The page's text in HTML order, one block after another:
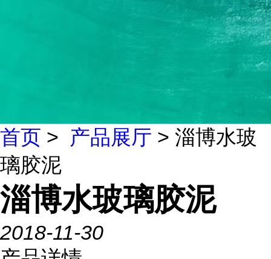
首页 > 产品展厅 > 淄博水玻
璃胶泥
淄博水玻璃胶泥
2018-11-30